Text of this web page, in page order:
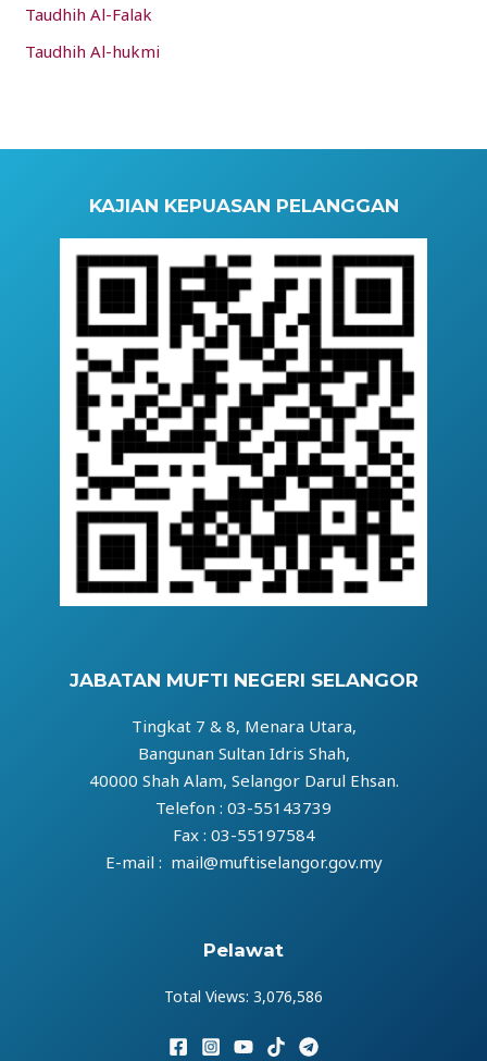
Taudhih Al-Falak
Taudhih Al-hukmi
KAJIAN KEPUASAN PELANGGAN
JABATAN MUFTI NEGERI SELANGOR
Tingkat 7 & 8, Menara Utara,
Bangunan Sultan Idris Shah,
40000 Shah Alam, Selangor Darul Ehsan.
Telefon : 03-55143739
Fax : 03-55197584
E-mail : mail@muftiselangor.gov.my
Pelawat
Total Views: 3,076,586